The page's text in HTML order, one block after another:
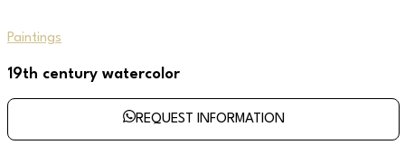
Paintings
19th century watercolor
REQUEST INFORMATION